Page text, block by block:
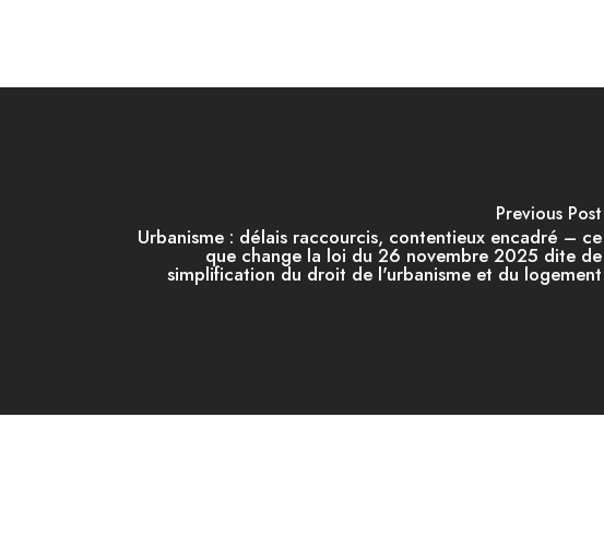
Previous Post
Urbanisme : délais raccourcis, contentieux encadré – ce
que change la loi du 26 novembre 2025 dite de
simplification du droit de l'urbanisme et du logement